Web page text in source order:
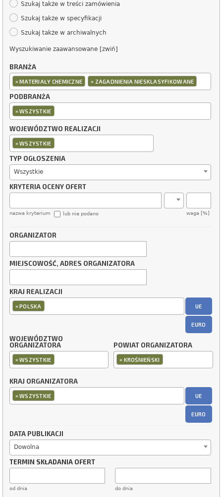
Szukaj także w treści zamówienia
Szukaj także w specyfikacji
Szukaj także w archiwalnych
Wyszukiwanie zaawansowane [zwiń]
BRANŻA
×MATERIAŁY CHEMICZNE × ZAGADNIENIA NIESKLASYFIKOWANE
PODBRANŻA
×WSZYSTKIE
WOJEWÓDZTWO REALIZACJI
×WSZYSTKIE
TYP OGŁOSZENIA
Wszystkie
KRYTERIA OCENY OFERT
nazwa kryterium waga [%]
lub nie podano
ORGANIZATOR
MIEJSCOWOŚĆ, ADRES ORGANIZATORA
KRAJ REALIZACJI
×POLSKA UE
EURO
WOJEWÓDZTWO
ORGANIZATORA
×WSZYSTKIE
POWIAT ORGANIZATORA
× KROŚNIEŃSKI
KRAJ ORGANIZATORA
×WSZYSTKIE UE
EURO
DATA PUBLIKACJI
Dowolna
TERMIN SKŁADANIA OFERT
od dnia do dnia